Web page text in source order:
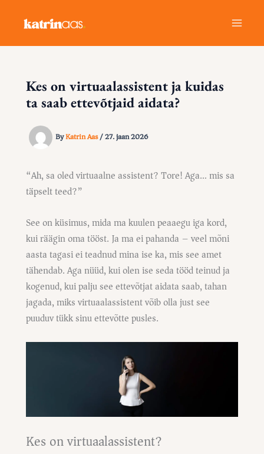
Kes on virtuaalassistent ja kuidas
ta saab ettevõtjaid aidata?
ByKatrin Aas/27. jaan 2026
“Ah, sa oled virtuaalne assistent? Tore! Aga… mis sa
täpselt teed?”
See on küsimus, mida ma kuulen peaaegu iga kord,
kui räägin oma tööst. Ja ma ei pahanda – veel mõni
aasta tagasi ei teadnud mina ise ka, mis see amet
tähendab. Aga nüüd, kui olen ise seda tööd teinud ja
kogenud, kui palju see ettevõtjat aidata saab, tahan
jagada, miks virtuaalassistent võib olla just see
puuduv tükk sinu ettevõtte pusles.
Kes on virtuaalassistent?